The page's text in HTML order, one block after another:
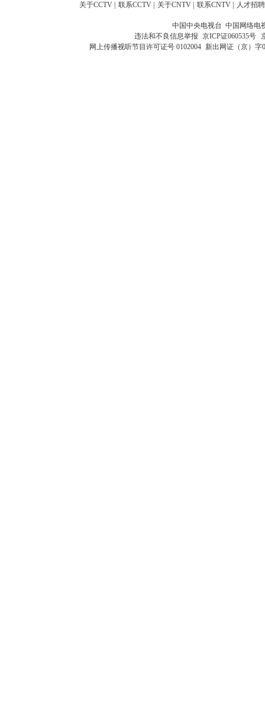
关于CCTV 联系CCTV 关于CNTV 联系CNTV 人才招聘
中国中央电视台 中国网络电
违法和不良信息举报 京ICP证060535号
网上传播视听节目许可证号 0102004 新出网证（京）